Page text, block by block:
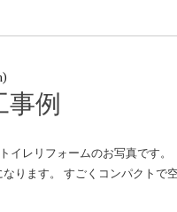
事例
イレリフォームのお写真です
ります。 すごくコンパクトで